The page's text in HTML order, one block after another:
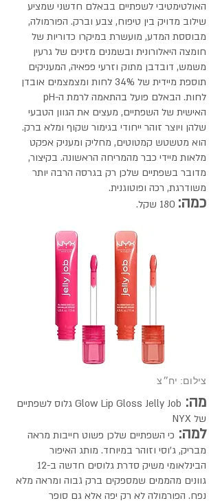
האולטימטיבי לשפתיים בבאלם חדשני שמציע
שילוב מדויק בין טיפוח, צבע וברק. הפורמולה,
מבוססת המדע, מועשרת במיקרו כדוריות של
חומצה היאלורונית ובשמנים מזינים של גרעין
משמש, דובדבן מתוק וזרעי פפאיה, המעניקים
תוספת מיידית של 34% לחות ומצמצמים אובדן
לחות. הבאלם פועל בהתאמה לרמת ה-pH
האישית של השפתיים, מעצים את הגוון הטבעי
שלהן ויוצר זוהר ייחודי בגימור שקוף ומלא ברק.
הוא מטשטש קמטוטים, מחליק ומעניק אפקט
מלאות מיידי כבר מהמריחה הראשונה. בקיצור,
מדובר בשפתיים שלכן רק בגרסה הרבה יותר
משודרגת, רכה ופוטוגנית.
כמה:
צילום: יח״צ
מה:
Glow Lip Gloss Jelly Job גלוס לשפתיים
של NYX
למה: כי השפתיים שלכן פשוט חייבות מראה
מבריק, ג'וסי וזוהר במיוחד. מותג האיפור
הבינלאומי משיק סדרת גלוסים חדשה ב-12
גוונים מהממים שמספקים ברק גבוה ומראה מלא
נפח. הפורמולה לא רק יפה אלא גם סופר